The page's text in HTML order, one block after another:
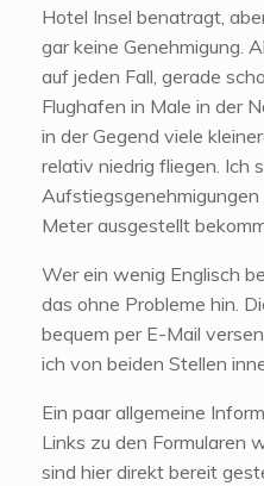
Hotel Insel benatragt,
gar keine Genehmigung.
auf jeden Fall, gerade
Flughafen in Male in der
in der Gegend viele
relativ niedrig fliegen. Ich
Meter ausgestellt
Wer ein wenig Englisch
das ohne Probleme hin.
bequem per E-Mail
ich von beiden Stellen
Ein paar allgemeine
Links zu den Formularen
sind hier direkt bereit